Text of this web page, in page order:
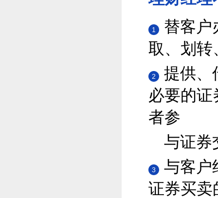
1
替客户
取、划转
2
提供、
必要的
者参
与证券
3
与客户
证券买卖